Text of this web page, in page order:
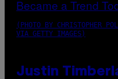
(PHOTO BY CHRISTOPHER
VIA GETTY IMAGES)
Justin